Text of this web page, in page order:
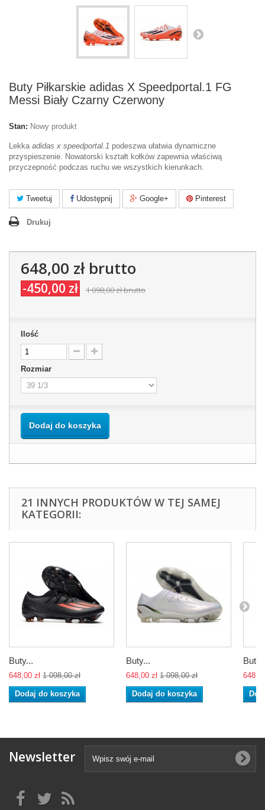
Buty Piłkarskie adidas X Speedportal.1 FG
Messi Biały Czarny Czerwony
Stan: Nowy produkt
Lekka adidas x speedportal.1 podeszwa ułatwia dynamiczne
przyspieszenie. Nowatorski kształt kołków zapewnia właściwą
przyczepność podczas ruchu we wszystkich kierunkach.
Tweetuj Udostępnij Google+ Pinterest
Drukuj
648,00 złbrutto
-450,00 zł 1 098,00 złbrutto
Ilość
Rozmiar
Dodaj do koszyka
21 INNYCH PRODUKTÓW W TEJ SAMEJ
KATEGORII:
Buty...
648,00 zł 1 098,00 zł
Dodaj do koszyka
Buty...
648,00 zł 1 098,00 zł
Dodaj do koszyka
Newsletter